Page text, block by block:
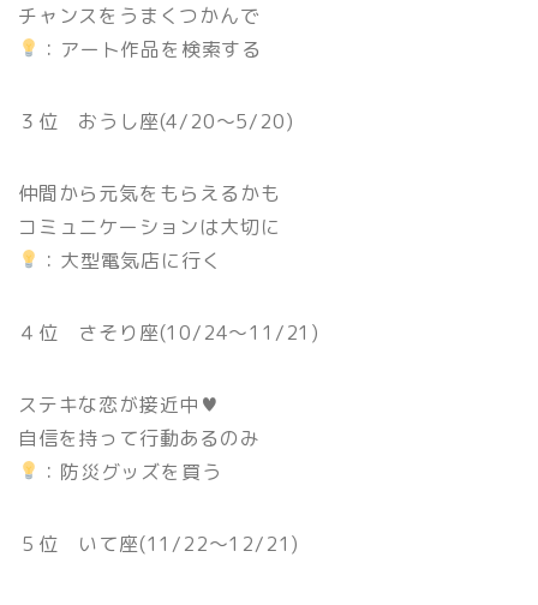
チャンスをうまくつかんで
：アート作品を検索する
３位 おうし座(4/20〜5/20)
仲間から元気をもらえるかも
コミュニケーションは大切に
：大型電気店に行く
４位 さそり座(10/24〜11/21)
ステキな恋が接近中♥
自信を持って行動あるのみ
：防災グッズを買う
５位 いて座(11/22〜12/21)